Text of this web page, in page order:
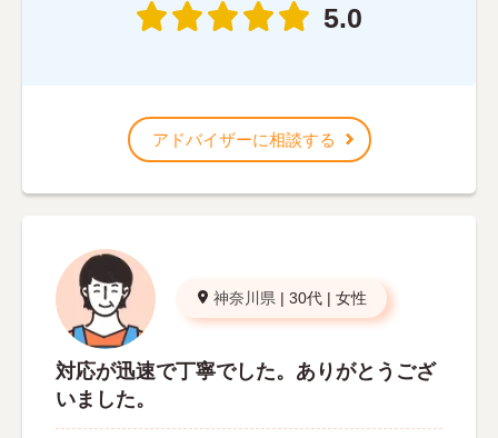
5.0
アドバイザーに相談する
神奈川県 | 30代 | 女性
対応が迅速で丁寧でした。ありがとうござ
いました。